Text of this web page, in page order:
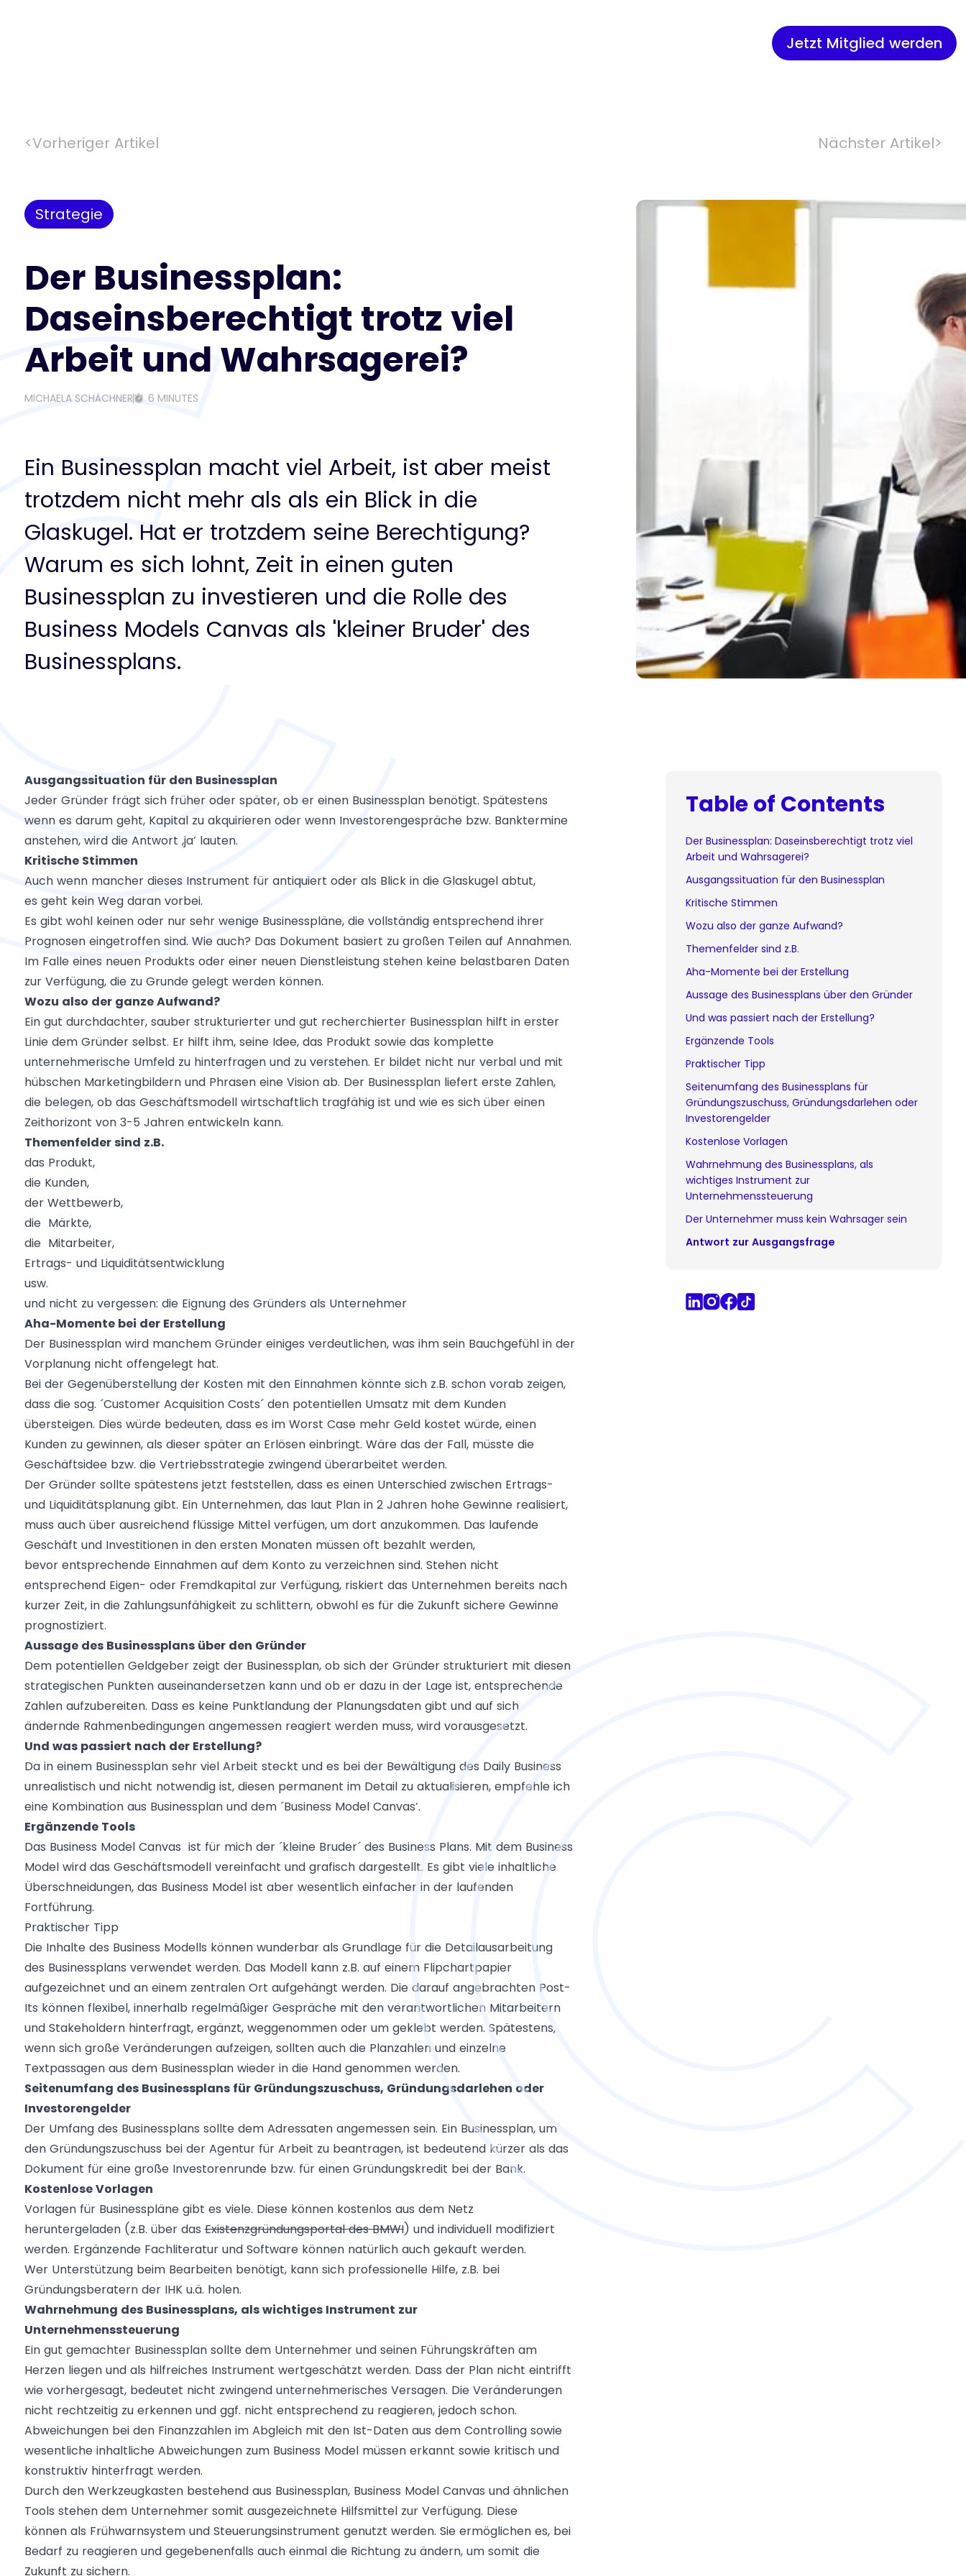
Jetzt Mitglied werden
<Vorheriger Artikel Nächster Artikel>
Strategie
Der Businessplan:
Daseinsberechtigt trotz viel
Arbeit und Wahrsagerei?
MICHAELA SCHÄCHNER 6 MINUTES
Ein Businessplan macht viel Arbeit, ist aber meist
trotzdem nicht mehr als als ein Blick in die
Glaskugel. Hat er trotzdem seine Berechtigung?
Warum es sich lohnt, Zeit in einen guten
Businessplan zu investieren und die Rolle des
Business Models Canvas als 'kleiner Bruder' des
Businessplans.
Table of Contents
Der Businessplan: Daseinsberechtigt trotz viel
Arbeit und Wahrsagerei?
Ausgangssituation für den Businessplan
Kritische Stimmen
Wozu also der ganze Aufwand?
Themenfelder sind z.B.
Aha-Momente bei der Erstellung
Aussage des Businessplans über den Gründer
Und was passiert nach der Erstellung?
Ergänzende Tools
Praktischer Tipp
Seitenumfang des Businessplans für
Gründungszuschuss, Gründungsdarlehen oder
Investorengelder
Kostenlose Vorlagen
Wahrnehmung des Businessplans, als
wichtiges Instrument zur
Unternehmenssteuerung
Der Unternehmer muss kein Wahrsager sein
Antwort zur Ausgangsfrage
Ausgangssituation für den Businessplan
Jeder Gründer frägt sich früher oder später, ob er einen Businessplan benötigt. Spätestens
wenn es darum geht, Kapital zu akquirieren oder wenn Investorengespräche bzw. Banktermine
anstehen, wird die Antwort ‚ja‘ lauten.
Kritische Stimmen
Auch wenn mancher dieses Instrument für antiquiert oder als Blick in die Glaskugel abtut,
es geht kein Weg daran vorbei.
Es gibt wohl keinen oder nur sehr wenige Businesspläne, die vollständig entsprechend ihrer
Prognosen eingetroffen sind. Wie auch? Das Dokument basiert zu großen Teilen auf Annahmen.
Im Falle eines neuen Produkts oder einer neuen Dienstleistung stehen keine belastbaren Daten
zur Verfügung, die zu Grunde gelegt werden können.
Wozu also der ganze Aufwand?
Ein gut durchdachter, sauber strukturierter und gut recherchierter Businessplan hilft in erster
Linie dem Gründer selbst. Er hilft ihm, seine Idee, das Produkt sowie das komplette
unternehmerische Umfeld zu hinterfragen und zu verstehen. Er bildet nicht nur verbal und mit
hübschen Marketingbildern und Phrasen eine Vision ab. Der Businessplan liefert erste Zahlen,
die belegen, ob das Geschäftsmodell wirtschaftlich tragfähig ist und wie es sich über einen
Zeithorizont von 3-5 Jahren entwickeln kann.
Themenfelder sind z.B.
das Produkt,
die Kunden,
der Wettbewerb,
die Märkte,
die Mitarbeiter,
Ertrags- und Liquiditätsentwicklung
usw.
und nicht zu vergessen: die Eignung des Gründers als Unternehmer
Aha-Momente bei der Erstellung
Der Businessplan wird manchem Gründer einiges verdeutlichen, was ihm sein Bauchgefühl in der
Vorplanung nicht offengelegt hat.
Bei der Gegenüberstellung der Kosten mit den Einnahmen könnte sich z.B. schon vorab zeigen,
dass die sog. ´Customer Acquisition Costs´ den potentiellen Umsatz mit dem Kunden
übersteigen. Dies würde bedeuten, dass es im Worst Case mehr Geld kostet würde, einen
Kunden zu gewinnen, als dieser später an Erlösen einbringt. Wäre das der Fall, müsste die
Geschäftsidee bzw. die Vertriebsstrategie zwingend überarbeitet werden.
Der Gründer sollte spätestens jetzt feststellen, dass es einen Unterschied zwischen Ertrags-
und Liquiditätsplanung gibt. Ein Unternehmen, das laut Plan in 2 Jahren hohe Gewinne realisiert,
muss auch über ausreichend flüssige Mittel verfügen, um dort anzukommen. Das laufende
Geschäft und Investitionen in den ersten Monaten müssen oft bezahlt werden,
bevor entsprechende Einnahmen auf dem Konto zu verzeichnen sind. Stehen nicht
entsprechend Eigen- oder Fremdkapital zur Verfügung, riskiert das Unternehmen bereits nach
kurzer Zeit, in die Zahlungsunfähigkeit zu schlittern, obwohl es für die Zukunft sichere Gewinne
prognostiziert.
Aussage des Businessplans über den Gründer
Dem potentiellen Geldgeber zeigt der Businessplan, ob sich der Gründer strukturiert mit diesen
strategischen Punkten auseinandersetzen kann und ob er dazu in der Lage ist, entsprechende
Zahlen aufzubereiten. Dass es keine Punktlandung der Planungsdaten gibt und auf sich
ändernde Rahmenbedingungen angemessen reagiert werden muss, wird vorausgesetzt.
Und was passiert nach der Erstellung?
Da in einem Businessplan sehr viel Arbeit steckt und es bei der Bewältigung des Daily Business
unrealistisch und nicht notwendig ist, diesen permanent im Detail zu aktualisieren, empfehle ich
eine Kombination aus Businessplan und dem ´Business Model Canvas‘.
Ergänzende Tools
Das Business Model Canvas ist für mich der ´kleine Bruder´ des Business Plans. Mit dem Business
Model wird das Geschäftsmodell vereinfacht und grafisch dargestellt. Es gibt viele inhaltliche
Überschneidungen, das Business Model ist aber wesentlich einfacher in der laufenden
Fortführung.
Praktischer Tipp
Die Inhalte des Business Modells können wunderbar als Grundlage für die Detailausarbeitung
des Businessplans verwendet werden. Das Modell kann z.B. auf einem Flipchartpapier
aufgezeichnet und an einem zentralen Ort aufgehängt werden. Die darauf angebrachten Post-
Its können flexibel, innerhalb regelmäßiger Gespräche mit den verantwortlichen Mitarbeitern
und Stakeholdern hinterfragt, ergänzt, weggenommen oder um geklebt werden. Spätestens,
wenn sich große Veränderungen aufzeigen, sollten auch die Planzahlen und einzelne
Textpassagen aus dem Businessplan wieder in die Hand genommen werden.
Seitenumfang des Businessplans für Gründungszuschuss, Gründungsdarlehen oder
Investorengelder
Der Umfang des Businessplans sollte dem Adressaten angemessen sein. Ein Businessplan, um
den Gründungszuschuss bei der Agentur für Arbeit zu beantragen, ist bedeutend kürzer als das
Dokument für eine große Investorenrunde bzw. für einen Gründungskredit bei der Bank.
Kostenlose Vorlagen
Vorlagen für Businesspläne gibt es viele. Diese können kostenlos aus dem Netz
heruntergeladen (z.B. über dasExistenzgründungsportal des BMWI) und individuell modifiziert
werden. Ergänzende Fachliteratur und Software können natürlich auch gekauft werden.
Wer Unterstützung beim Bearbeiten benötigt, kann sich professionelle Hilfe, z.B. bei
Gründungsberatern der IHK u.ä. holen.
Wahrnehmung des Businessplans, als wichtiges Instrument zur
Unternehmenssteuerung
Ein gut gemachter Businessplan sollte dem Unternehmer und seinen Führungskräften am
Herzen liegen und als hilfreiches Instrument wertgeschätzt werden. Dass der Plan nicht eintrifft
wie vorhergesagt, bedeutet nicht zwingend unternehmerisches Versagen. Die Veränderungen
nicht rechtzeitig zu erkennen und ggf. nicht entsprechend zu reagieren, jedoch schon.
Abweichungen bei den Finanzzahlen im Abgleich mit den Ist-Daten aus dem Controlling sowie
wesentliche inhaltliche Abweichungen zum Business Model müssen erkannt sowie kritisch und
konstruktiv hinterfragt werden.
Durch den Werkzeugkasten bestehend aus Businessplan, Business Model Canvas und ähnlichen
Tools stehen dem Unternehmer somit ausgezeichnete Hilfsmittel zur Verfügung. Diese
können als Frühwarnsystem und Steuerungsinstrument genutzt werden. Sie ermöglichen es, bei
Bedarf zu reagieren und gegebenenfalls auch einmal die Richtung zu ändern, um somit die
Zukunft zu sichern.